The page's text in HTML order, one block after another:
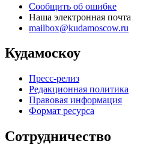
Сообщить об ошибке
Наша электронная почта
mailbox@kudamoscow.ru
Кудамоскоу
Пресс-релиз
Редакционная политика
Правовая информация
Формат ресурса
Сотрудничество